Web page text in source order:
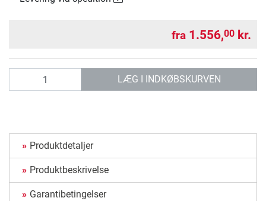
fra 1.556,00 kr.
LÆG I INDKØBSKURVEN
Produktdetaljer
Produktbeskrivelse
Garantibetingelser